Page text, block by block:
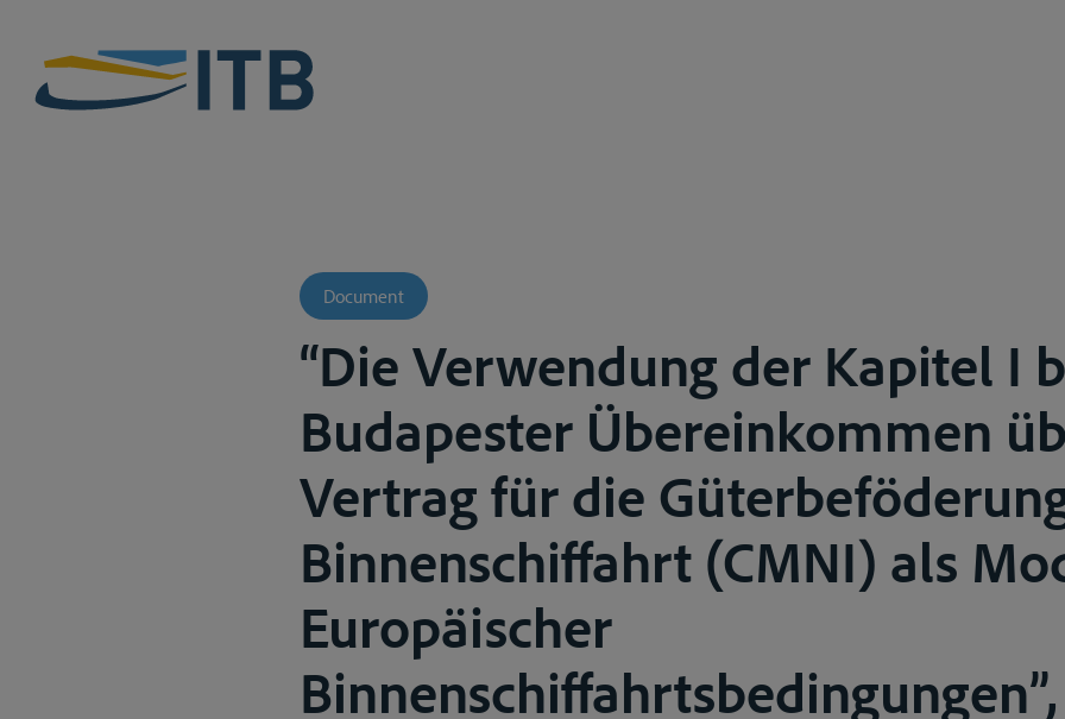
Document
“Die Verwendung der Kapitel I
Budapester Übereinkommen
Vertrag für die
Binnenschiffahrt (CMNI) als
Europäischer
Binnenschiffahrtsbedingungen”,